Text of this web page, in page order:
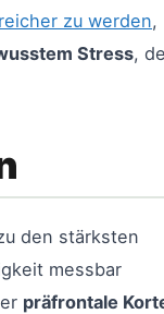
zu werden,
Stress,
den stärksten
messbar
präfrontale